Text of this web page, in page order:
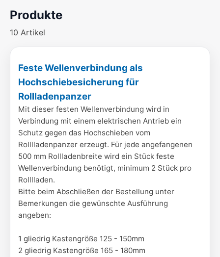
Produkte
10 Artikel
Feste Wellenverbindung als
Hochschiebesicherung für
Rollladenpanzer
Mit dieser festen Wellenverbindung wird in
Verbindung mit einem elektrischen Antrieb ein
Schutz gegen das Hochschieben vom
Rolllladenpanzer erzeugt. Für jede angefangenen
500 mm Rollladenbreite wird ein Stück feste
Wellenverbindung benötigt, minimum 2 Stück pro
Rolllladen.
Bitte beim Abschließen der Bestellung unter
Bemerkungen die gewünschte Ausführung
angeben:
1 gliedrig Kastengröße 125 - 150mm
2 gliedrig Kastengröße 165 - 180mm